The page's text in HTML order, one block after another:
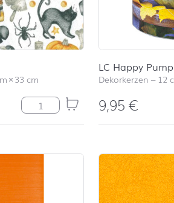
×33 cm
Hokus Pokus Menge
LC Happy
Dekorkerzen – 12
9,95€